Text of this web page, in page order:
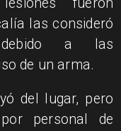
las consideró
debido a las
de un arma.
del lugar, pero
personal de